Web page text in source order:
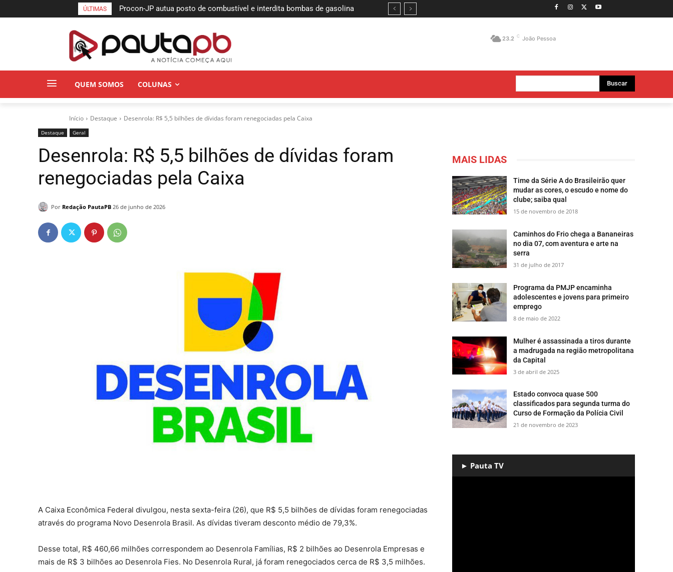
ÚLTIMAS
Procon-JP autua posto de combustível e interdita bombas de gasolina
Semifinais da Taça das Favelas definem finalistas da etapa João
23.2 C João Pessoa
QUEM SOMOS COLUNAS Buscar
Início Destaque Desenrola: R$ 5,5 bilhões de dívidas foram renegociadas pela Caixa
Destaque Geral
Desenrola: R$ 5,5 bilhões de dívidas foram
renegociadas pela Caixa
Por Redação PautaPB 26 de junho de 2026
A Caixa Econômica Federal divulgou, nesta sexta-feira (26), que R$ 5,5 bilhões de dívidas foram renegociadas
através do programa Novo Desenrola Brasil. As dívidas tiveram desconto médio de 79,3%.
Desse total, R$ 460,66 milhões correspondem ao Desenrola Famílias, R$ 2 bilhões ao Desenrola Empresas e
mais de R$ 3 bilhões ao Desenrola Fies. No Desenrola Rural, já foram renegociados cerca de R$ 3,5 milhões.
MAIS LIDAS
Time da Série A do Brasileirão quer
mudar as cores, o escudo e nome do
clube; saiba qual
15 de novembro de 2018
​Caminhos do Frio chega a Bananeiras
no dia 07, com aventura e arte na
serra
31 de julho de 2017
​Programa da PMJP encaminha
adolescentes e jovens para primeiro
emprego
8 de maio de 2022
Mulher é assassinada a tiros durante
a madrugada na região metropolitana
da Capital
3 de abril de 2025
Estado convoca quase 500
classificados para segunda turma do
Curso de Formação da Polícia Civil ​
21 de novembro de 2023
► Pauta TV